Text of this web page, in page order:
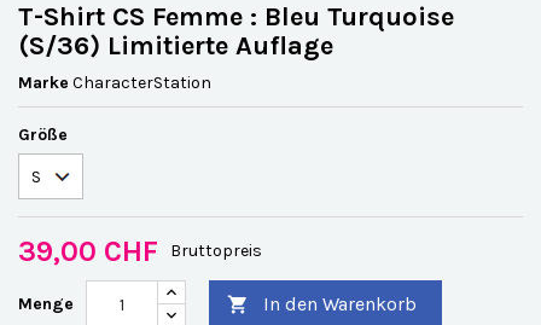
T-Shirt CS Femme : Bleu Turquoise
(S/36) Limitierte Auflage
Marke CharacterStation
Größe
39,00 CHF Bruttopreis
Menge  In den Warenkorb